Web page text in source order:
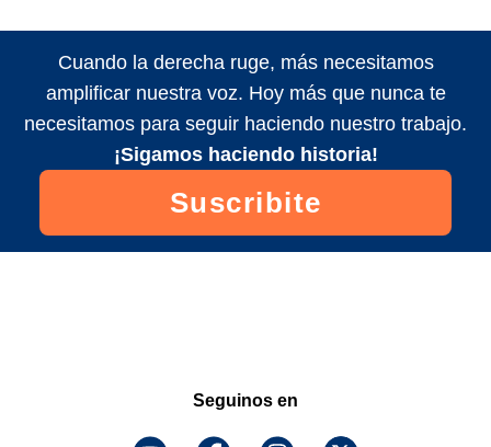
Cuando la derecha ruge, más necesitamos
amplificar nuestra voz. Hoy más que nunca te
necesitamos para seguir haciendo nuestro trabajo.
¡Sigamos haciendo historia!
Suscribite
Seguinos en